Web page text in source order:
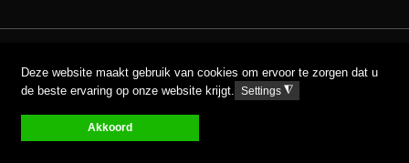
Deze website maakt gebruik van cookies om ervoor te zorgen dat u
de beste ervaring op onze website krijgt.
Settings◮
Akkoord
DISCLAIMERPRIVACY GPDR